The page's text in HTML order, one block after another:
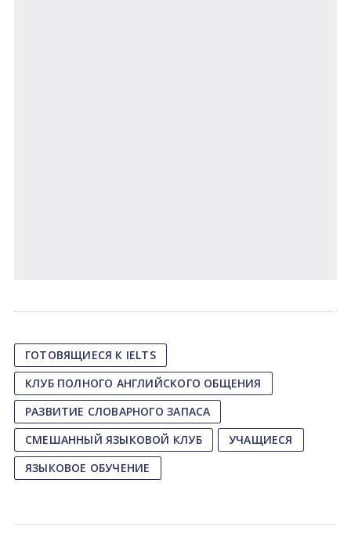
ГОТОВЯЩИЕСЯ К IELTS
КЛУБ ПОЛНОГО АНГЛИЙСКОГО ОБЩЕНИЯ
РАЗВИТИЕ СЛОВАРНОГО ЗАПАСА
СМЕШАННЫЙ ЯЗЫКОВОЙ КЛУБ
УЧАЩИЕСЯ
ЯЗЫКОВОЕ ОБУЧЕНИЕ